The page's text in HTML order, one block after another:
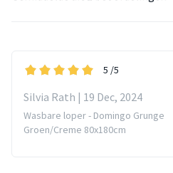
5 /5
Silvia Rath | 19 Dec, 2024
Wasbare loper - Domingo Grunge
Groen/Creme 80x180cm